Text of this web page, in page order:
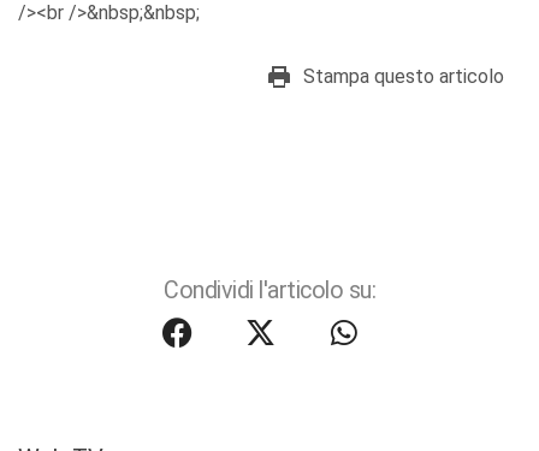
/><br />&nbsp;&nbsp;
Stampa questo articolo
Condividi l'articolo su: